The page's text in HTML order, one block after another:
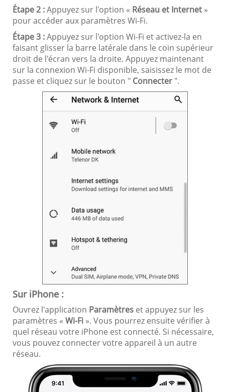
Étape 2 :Appuyez sur l'option « Réseau et Internet »
pour accéder aux paramètres Wi-Fi.
Étape 3 :Appuyez sur l'option Wi-Fi et activez-la en
faisant glisser la barre latérale dans le coin supérieur
droit de l'écran vers la droite. Appuyez maintenant
sur la connexion Wi-Fi disponible, saisissez le mot de
passe et cliquez sur le bouton " Connecter ".
Sur iPhone :
Ouvrez l'application Paramètres et appuyez sur les
paramètres « Wi-Fi ». Vous pourrez ensuite vérifier à
quel réseau votre iPhone est connecté. Si nécessaire,
vous pouvez connecter votre appareil à un autre
réseau.